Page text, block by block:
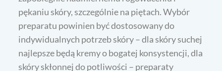
pękaniu skóry, szczególnie na piętach. Wybór
preparatu powinien być dostosowany do
indywidualnych potrzeb skóry – dla skóry suchej
najlepsze będą kremy o bogatej konsystencji, dla
skóry skłonnej do potliwości – preparaty